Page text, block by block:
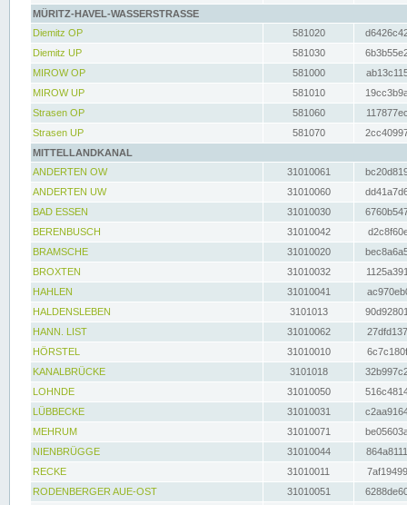
MÜRITZ-HAVEL-WASSERSTRASSE
Diemitz OP
581020
Diemitz UP
581030
MIROW OP
581000
MIROW UP
581010
Strasen OP
581060
Strasen UP
581070
MITTELLANDKANAL
ANDERTEN OW
31010061
ANDERTEN UW
31010060
BAD ESSEN
31010030
BERENBUSCH
31010042
BRAMSCHE
31010020
BROXTEN
31010032
HAHLEN
31010041
HALDENSLEBEN
3101013
HANN. LIST
31010062
HÖRSTEL
31010010
KANALBRÜCKE
3101018
LOHNDE
31010050
LÜBBECKE
31010031
MEHRUM
31010071
NIENBRÜGGE
31010044
RECKE
31010011
RODENBERGER AUE-OST
31010051